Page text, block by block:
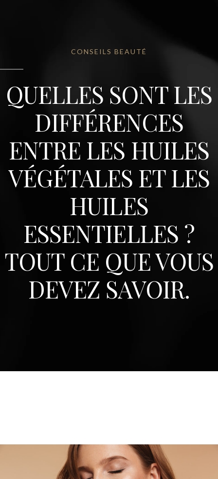
CONSEILS BEAUTÉ
QUELLES SONT LES
DIFFÉRENCES
ENTRE LES HUILES
VÉGÉTALES ET LES
HUILES
ESSENTIELLES ?
TOUT CE QUE VOUS
DEVEZ SAVOIR.